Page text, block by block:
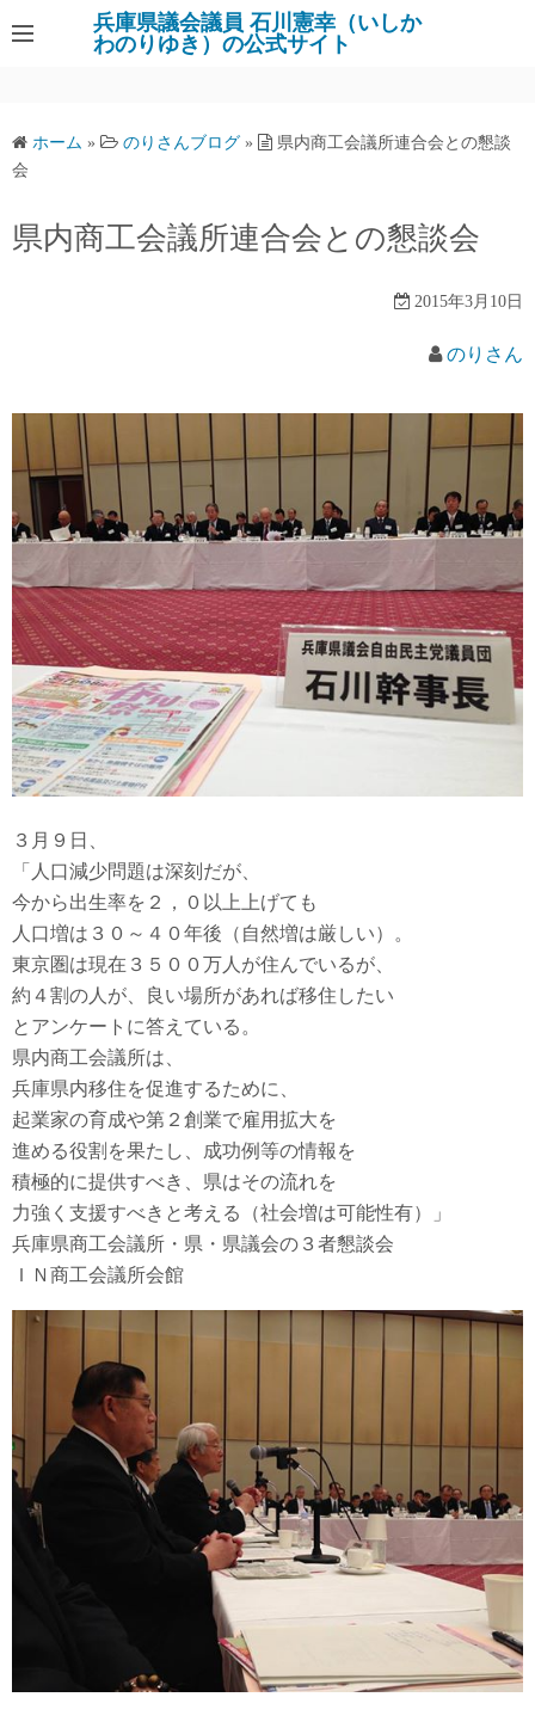
ン
ツ
へ
キ
兵庫県議会議員 石川憲幸（いしか
わのりゆき）の公式サイト
ホーム » のりさんブログ »
県内商工会議所連合会との懇談
会
県内商工会議所連合会との懇談会
2015年3月10日
のりさん
３月９日、
「人口減少問題は深刻だが、
今から出生率を２，０以上上げても
人口増は３０～４０年後（自然増は厳しい）。
東京圏は現在３５００万人が住んでいるが、
約４割の人が、良い場所があれば移住したい
とアンケートに答えている。
県内商工会議所は、
兵庫県内移住を促進するために、
起業家の育成や第２創業で雇用拡大を
進める役割を果たし、成功例等の情報を
積極的に提供すべき、県はその流れを
力強く支援すべきと考える（社会増は可能性有）」
兵庫県商工会議所・県・県議会の３者懇談会
ＩＮ商工会議所会館